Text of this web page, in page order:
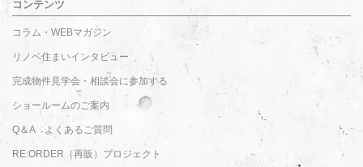
コンテンツ
コラム・WEBマガジン
リノベ住まいインタビュー
完成物件見学会・相談会に参加する
ショールームのご案内
Q＆A よくあるご質問
RE:ORDER（再販）プロジェクト